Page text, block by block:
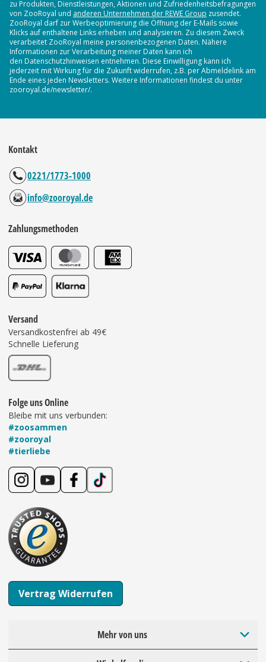
zu Produkten, Dienstleistungen, Aktionen und Zufriedenheitsbefragungen
von ZooRoyal und anderen Unternehmen der REWE Group zusendet.
ZooRoyal darf zur Werbeoptimierung die Öffnung der E-Mails sowie
Klicks auf enthaltene Links erheben und analysieren. Zu diesem Zweck
verarbeitet ZooRoyal meine personenbezogenen Daten. Nähere
Informationen zur Verarbeitung meiner Daten kann ich
den Datenschutzhinweisen entnehmen. Diese Einwilligung kann ich
jederzeit mit Wirkung für die Zukunft widerrufen, z.B. per Abmeldelink am
Ende eines jeden Newsletters. Weitere Informationen findest du unter
zooroyal.de/newsletter/.
Kontakt
0221/1773-1000
info@zooroyal.de
Zahlungsmethoden
Versand
Versandkostenfrei ab 49€
Schnelle Lieferung
Folge uns Online
Bleibe mit uns verbunden:
#zoosammen
#zooroyal
#tierliebe
Vertrag Widerrufen
Mehr von uns